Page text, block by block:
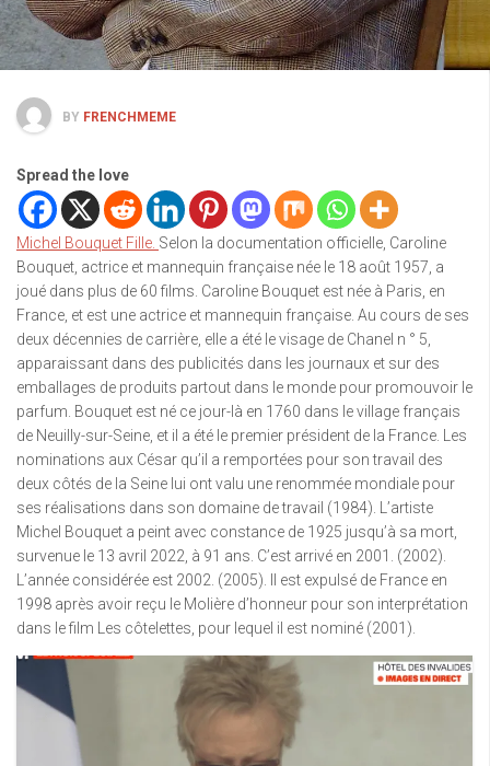
BY FRENCHMEME
Spread the love
Michel Bouquet Fille. Selon la documentation officielle, Caroline
Bouquet, actrice et mannequin française née le 18 août 1957, a
joué dans plus de 60 films. Caroline Bouquet est née à Paris, en
France, et est une actrice et mannequin française. Au cours de ses
deux décennies de carrière, elle a été le visage de Chanel n ° 5,
apparaissant dans des publicités dans les journaux et sur des
emballages de produits partout dans le monde pour promouvoir le
parfum. Bouquet est né ce jour-là en 1760 dans le village français
de Neuilly-sur-Seine, et il a été le premier président de la France. Les
nominations aux César qu’il a remportées pour son travail des
deux côtés de la Seine lui ont valu une renommée mondiale pour
ses réalisations dans son domaine de travail (1984). L’artiste
Michel Bouquet a peint avec constance de 1925 jusqu’à sa mort,
survenue le 13 avril 2022, à 91 ans. C’est arrivé en 2001. (2002).
L’année considérée est 2002. (2005). Il est expulsé de France en
1998 après avoir reçu le Molière d’honneur pour son interprétation
dans le film Les côtelettes, pour lequel il est nominé (2001).